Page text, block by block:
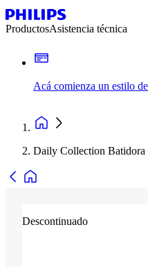
ProductosAsistencia técnica
Acá comienza un estilo
Daily Collection Batidora
Descontinuado